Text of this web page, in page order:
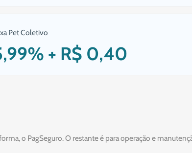
Pet Coletivo
+ R$ 0,40
o PagSeguro. O restante é para operação e